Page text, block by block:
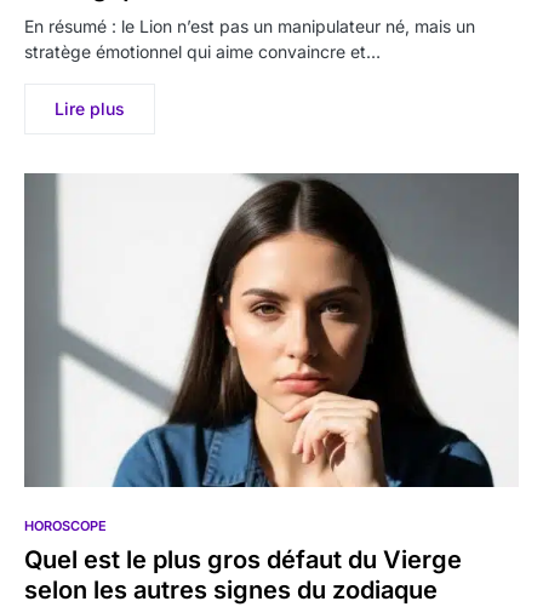
En résumé : le Lion n’est pas un manipulateur né, mais un
stratège émotionnel qui aime convaincre et…
Lire plus
HOROSCOPE
Quel est le plus gros défaut du Vierge
selon les autres signes du zodiaque